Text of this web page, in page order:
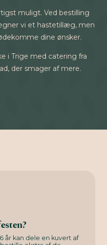
muligt. Ved bestilling
vi et hastetillæg, men
dine ønsker.
i Trige med catering fra
der smager af mere.
år kan dele en kuvert af